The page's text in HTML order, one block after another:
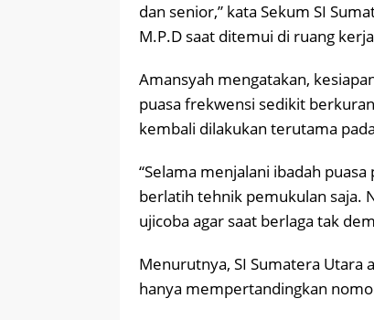
dan senior,” kata Sekum SI
M.P.D saat ditemui di ruang
Amansyah mengatakan,
puasa frekwensi sedikit
kembali dilakukan terutama
“Selama menjalani ibadah
berlatih tehnik pemukulan saja.
ujicoba agar saat berlaga tak
Menurutnya, SI Sumatera Utara
hanya mempertandingkan